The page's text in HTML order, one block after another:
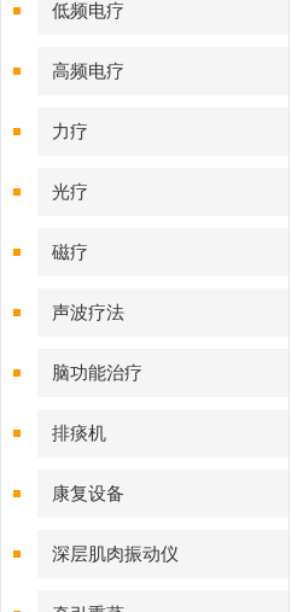
低频电疗
高频电疗
力疗
光疗
磁疗
声波疗法
脑功能治疗
排痰机
康复设备
深层肌肉振动仪